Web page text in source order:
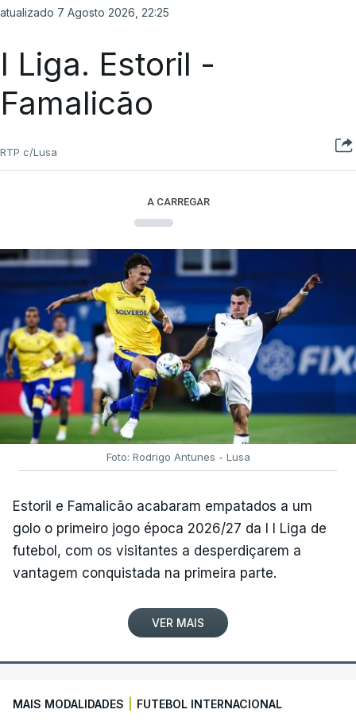
atualizado 7 Agosto 2026, 22:25
I Liga. Estoril -
Famalicão
RTP c/Lusa
A CARREGAR
Foto: Rodrigo Antunes - Lusa
Estoril e Famalicão acabaram empatados a um
golo o primeiro jogo época 2026/27 da I I Liga de
futebol, com os visitantes a desperdiçarem a
vantagem conquistada na primeira parte.
VER MAIS
MAIS MODALIDADES FUTEBOL INTERNACIONAL